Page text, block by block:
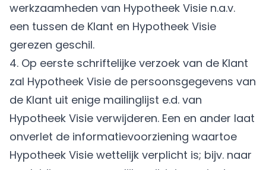
werkzaamheden van Hypotheek Visie n.a.v.
een tussen de Klant en Hypotheek Visie
gerezen geschil.
4. Op eerste schriftelijke verzoek van de Klant
zal Hypotheek Visie de persoonsgegevens van
de Klant uit enige mailinglijst e.d. van
Hypotheek Visie verwijderen. Een en ander laat
onverlet de informatievoorziening waartoe
Hypotheek Visie wettelijk verplicht is; bijv. naar